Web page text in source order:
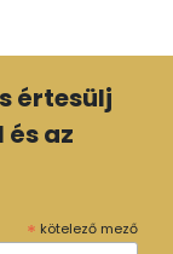
értesülj
az
* kötelező mező